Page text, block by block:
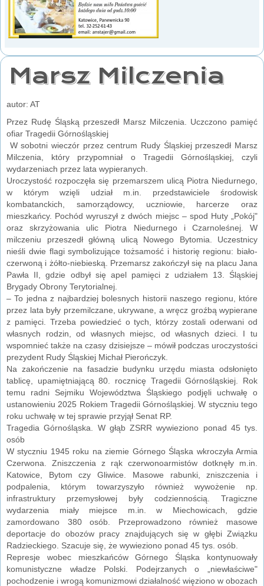
Marsz Milczenia
autor: AT
Przez Rudę Śląską przeszedł Marsz Milczenia. Uczczono pamięć
ofiar Tragedii Górnośląskiej
W sobotni wieczór przez centrum Rudy Śląskiej przeszedł Marsz
Milczenia, który przypomniał o Tragedii Górnośląskiej, czyli
wydarzeniach przez lata wypieranych.
Uroczystość rozpoczęła się przemarszem ulicą Piotra Niedurnego,
w którym wzięli udział m.in. przedstawiciele środowisk
kombatanckich, samorządowcy, uczniowie, harcerze oraz
mieszkańcy. Pochód wyruszył z dwóch miejsc – spod Huty „Pokój"
oraz skrzyżowania ulic Piotra Niedurnego i Czarnoleśnej. W
milczeniu przeszedł główną ulicą Nowego Bytomia. Uczestnicy
nieśli dwie flagi symbolizujące tożsamość i historię regionu: biało-
czerwoną i żółto-niebieską. Przemarsz zakończył się na placu Jana
Pawła II, gdzie odbył się apel pamięci z udziałem 13. Śląskiej
Brygady Obrony Terytorialnej.
– To jedna z najbardziej bolesnych historii naszego regionu, które
przez lata były przemilczane, ukrywane, a wręcz groźbą wypierane
z pamięci. Trzeba powiedzieć o tych, którzy zostali oderwani od
własnych rodzin, od własnych miejsc, od własnych dzieci. I tu
wspomnieć także na czasy dzisiejsze – mówił podczas uroczystości
prezydent Rudy Śląskiej Michał Pierończyk.
Na zakończenie na fasadzie budynku urzędu miasta odsłonięto
tablicę, upamiętniającą 80. rocznicę Tragedii Górnośląskiej. Rok
temu radni Sejmiku Województwa Śląskiego podjęli uchwałę o
ustanowieniu 2025 Rokiem Tragedii Górnośląskiej. W styczniu tego
roku uchwałę w tej sprawie przyjął Senat RP.
Tragedia Górnośląska. W głąb ZSRR wywieziono ponad 45 tys.
osób
W styczniu 1945 roku na ziemie Górnego Śląska wkroczyła Armia
Czerwona. Zniszczenia z rąk czerwonoarmistów dotknęły m.in.
Katowice, Bytom czy Gliwice. Masowe rabunki, zniszczenia i
podpalenia, którym towarzyszyło również wywożenie np.
infrastruktury przemysłowej były codziennością. Tragiczne
wydarzenia miały miejsce m.in. w Miechowicach, gdzie
zamordowano 380 osób. Przeprowadzono również masowe
deportacje do obozów pracy znajdujących się w głębi Związku
Radzieckiego. Szacuje się, że wywieziono ponad 45 tys. osób.
Represje wobec mieszkańców Górnego Śląska kontynuowały
komunistyczne władze Polski. Podejrzanych o „niewłaściwe"
pochodzenie i wrogą komunizmowi działalność więziono w obozach